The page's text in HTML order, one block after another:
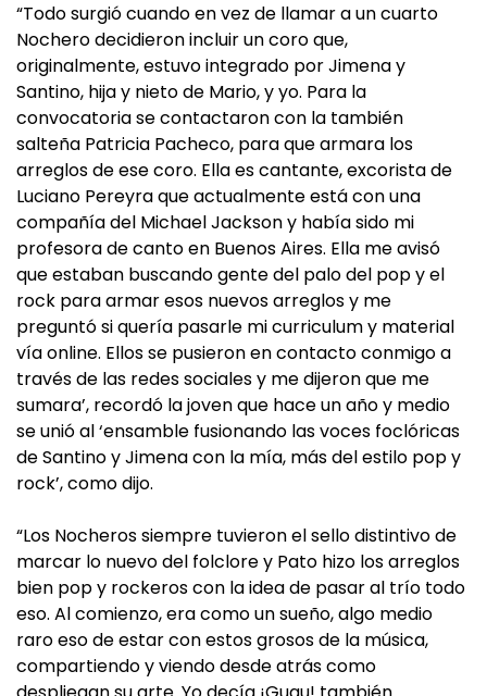
“Todo surgió cuando en vez de llamar a un cuarto
Nochero decidieron incluir un coro que,
originalmente, estuvo integrado por Jimena y
Santino, hija y nieto de Mario, y yo. Para la
convocatoria se contactaron con la también
salteña Patricia Pacheco, para que armara los
arreglos de ese coro. Ella es cantante, excorista de
Luciano Pereyra que actualmente está con una
compañía del Michael Jackson y había sido mi
profesora de canto en Buenos Aires. Ella me avisó
que estaban buscando gente del palo del pop y el
rock para armar esos nuevos arreglos y me
preguntó si quería pasarle mi curriculum y material
vía online. Ellos se pusieron en contacto conmigo a
través de las redes sociales y me dijeron que me
sumara’, recordó la joven que hace un año y medio
se unió al ‘ensamble fusionando las voces foclóricas
de Santino y Jimena con la mía, más del estilo pop y
rock’, como dijo.
“Los Nocheros siempre tuvieron el sello distintivo de
marcar lo nuevo del folclore y Pato hizo los arreglos
bien pop y rockeros con la idea de pasar al trío todo
eso. Al comienzo, era como un sueño, algo medio
raro eso de estar con estos grosos de la música,
compartiendo y viendo desde atrás como